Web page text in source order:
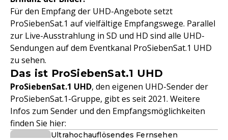
Für den Empfang der UHD-Angebote setzt
ProSiebenSat.1 auf vielfältige Empfangswege. Parallel
zur Live-Ausstrahlung in SD und HD sind alle UHD-
Sendungen auf dem Eventkanal ProSiebenSat.1 UHD
zu sehen.
Das ist ProSiebenSat.1 UHD
ProSiebenSat.1 UHD, den eigenen UHD-Sender der
ProSiebenSat.1-Gruppe, gibt es seit 2021. Weitere
Infos zum Sender und den Empfangsmöglichkeiten
finden Sie hier:
Ultrahochauflösendes Fernsehen